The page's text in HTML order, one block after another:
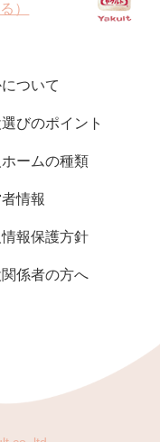
）
ついて
びのポイント
ームの種類
情報
報保護方針
係者の方へ